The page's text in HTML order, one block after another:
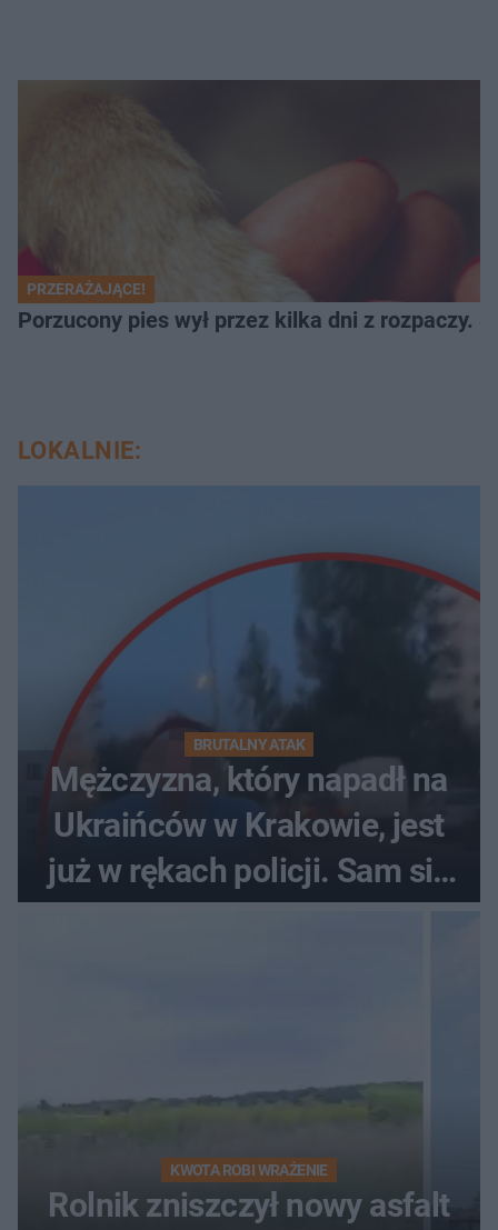
PRZERAŻAJĄCE!
Porzucony pies wył przez kilka dni z rozpaczy.
LOKALNIE:
BRUTALNY ATAK
Mężczyzna, który napadł na
Ukraińców w Krakowie, jest
już w rękach policji. Sam się
KWOTA ROBI WRAŻENIE
Rolnik zniszczył nowy asfalt